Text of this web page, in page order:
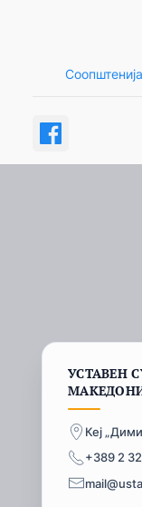
Соопштенија
УСТАВЕН
Кеј
+389 2